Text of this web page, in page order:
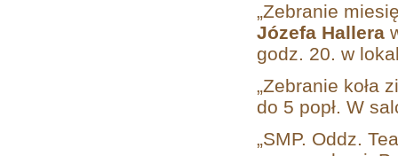
„Zebranie
Józefa Hallera
godz. 20. w
„Zebranie koła
do 5 popł. W
„SMP. Oddz.